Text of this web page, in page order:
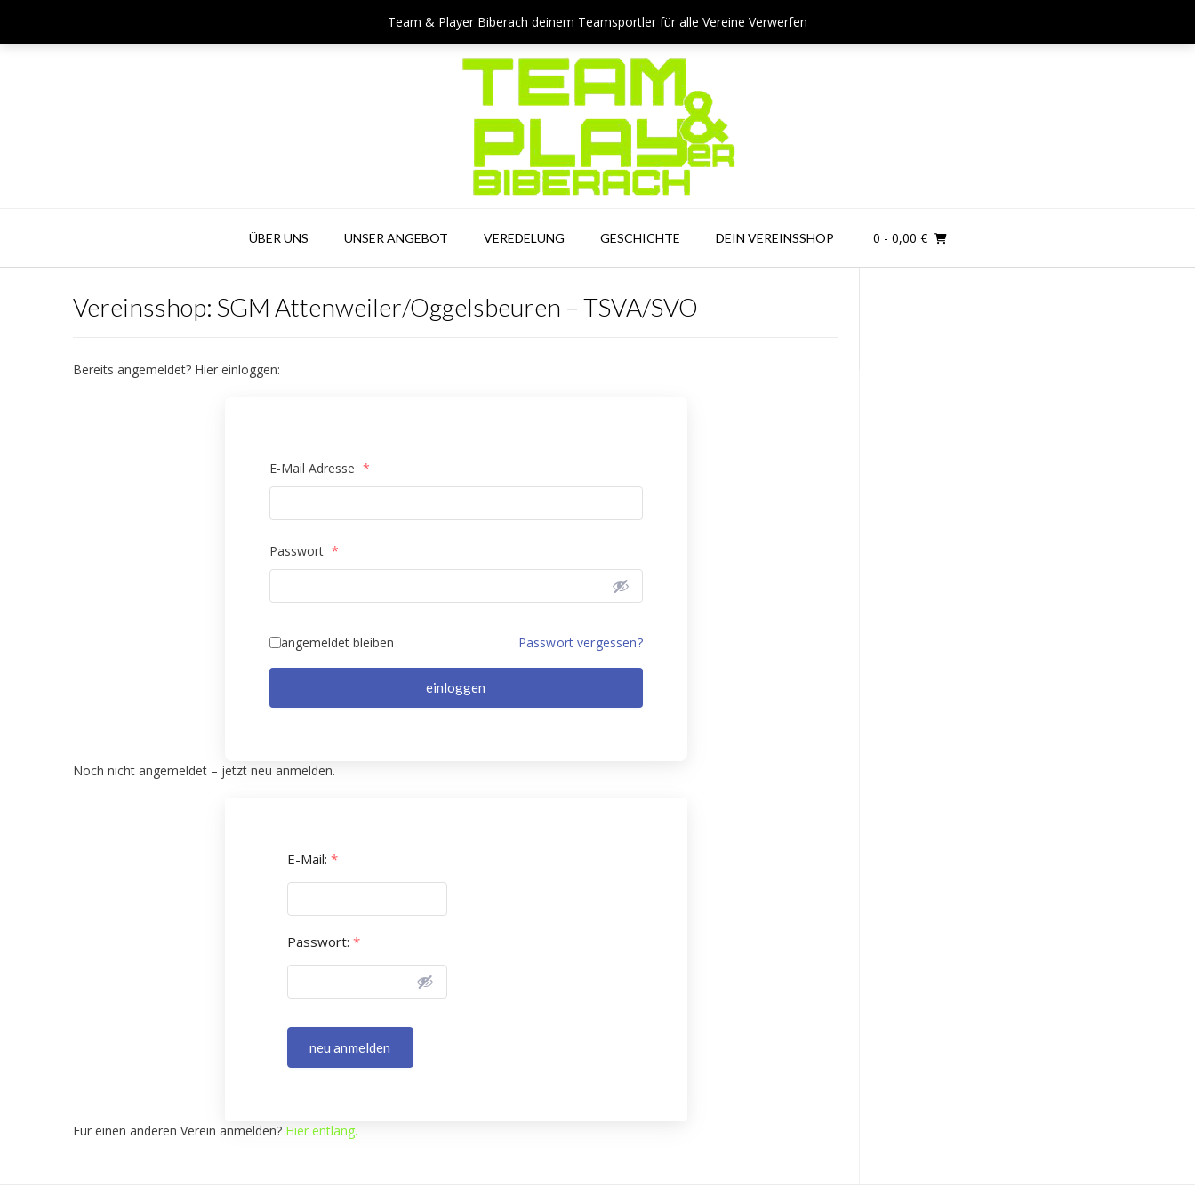
Team & Player Biberach deinem Teamsportler für alle Vereine Verwerfen
content
ÜBER UNS UNSER ANGEBOT VEREDELUNG GESCHICHTE DEIN VEREINSSHOP 0 - 0,00 €
Vereinsshop: SGM Attenweiler/Oggelsbeuren – TSVA/SVO
Bereits angemeldet? Hier einloggen:
E-Mail Adresse *
Passwort *
angemeldet bleiben Passwort vergessen?
einloggen
Noch nicht angemeldet – jetzt neu anmelden.
E-Mail: *
Passwort: *
neu anmelden
Für einen anderen Verein anmelden? Hier entlang.